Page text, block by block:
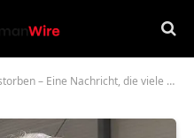
– Eine Nachricht, die viele bewegt